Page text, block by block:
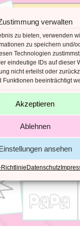
verwalten
zu bieten, verwenden
zu speichern und/
Technologien
eindeutige IDs auf dieser
nicht erteilst oder
Funktionen beeinträchtigt
Akzeptieren
Ablehnen
ansehen
Datenschutz